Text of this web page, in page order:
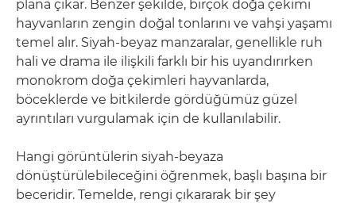
plana çıkar. Benzer şekilde, birçok doğa çekimi
hayvanların zengin doğal tonlarını ve vahşi yaşamı
temel alır. Siyah-beyaz manzaralar, genellikle ruh
hali ve drama ile ilişkili farklı bir his uyandırırken
monokrom doğa çekimleri hayvanlarda,
böceklerde ve bitkilerde gördüğümüz güzel
ayrıntıları vurgulamak için de kullanılabilir.
Hangi görüntülerin siyah-beyaza
dönüştürülebileceğini öğrenmek, başlı başına bir
beceridir. Temelde, rengi çıkararak bir şey